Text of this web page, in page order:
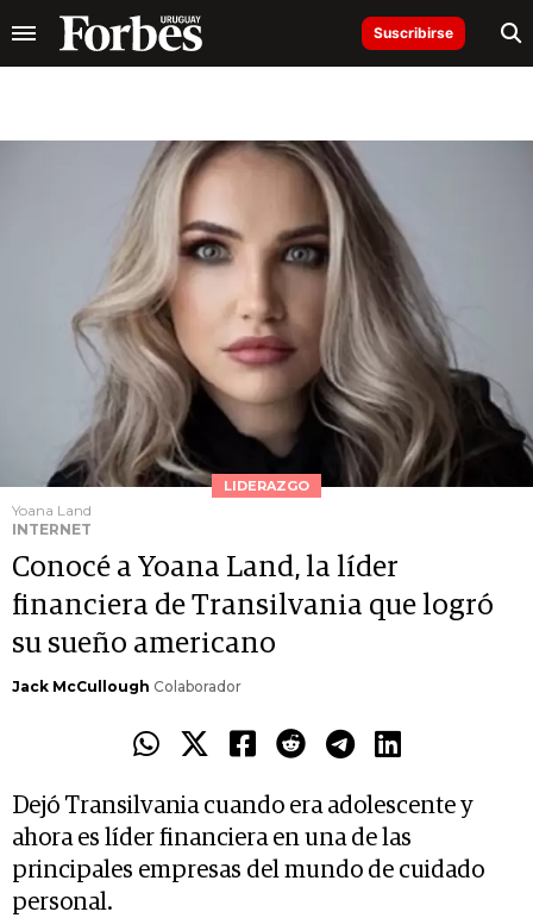
Suscribirse
LIDERAZGO
Yoana Land
INTERNET
Conocé a Yoana Land, la líder
financiera de Transilvania que logró
su sueño americano
Jack McCullough Colaborador
Dejó Transilvania cuando era adolescente y
ahora es líder financiera en una de las
principales empresas del mundo de cuidado
personal.